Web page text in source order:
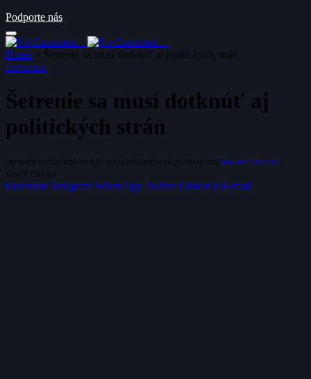
Podporte nás
Home » Šetrenie sa musí dotknúť aj politických strán
EKONOMIKA
Šetrenie sa musí dotknúť aj
politických strán
OD MATILDA DZURINKOVÁ 22. MÁJA 2025ZMENENÉ: 22. MÁJA 2025NEKOMENTOVANÉ 3
MINÚT ČÍTANIA
Facebook Telegram WhatsApp Twitter LinkedIn E-mail